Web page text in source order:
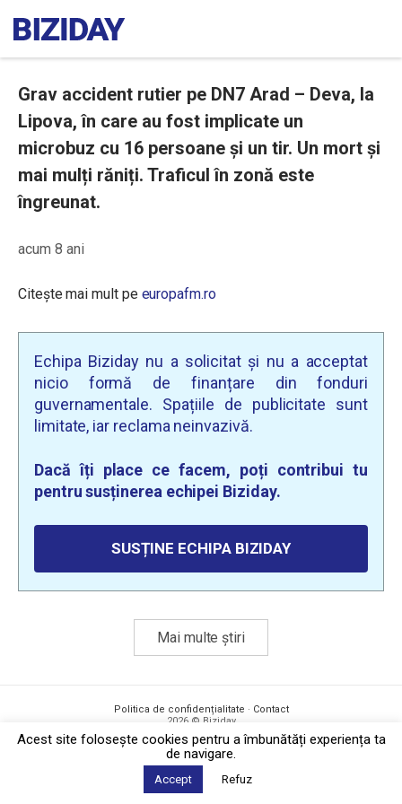
Grav accident rutier pe DN7 Arad – Deva, la
Lipova, în care au fost implicate un
microbuz cu 16 persoane și un tir. Un mort și
mai mulți răniți. Traficul în zonă este
îngreunat.
acum 8 ani
Citește mai mult pe europafm.ro
Echipa Biziday nu a solicitat și nu a acceptat
nicio formă de finanțare din fonduri
guvernamentale. Spațiile de publicitate sunt
limitate, iar reclama neinvazivă.
Dacă îți place ce facem, poți contribui tu
pentru susținerea echipei Biziday.
SUSȚINE ECHIPA BIZIDAY
Mai multe știri
Politica de confidențialitate · Contact
2026 © Biziday
Acest site foloseşte cookies pentru a îmbunătăți experiența ta
de navigare.
Accept Refuz